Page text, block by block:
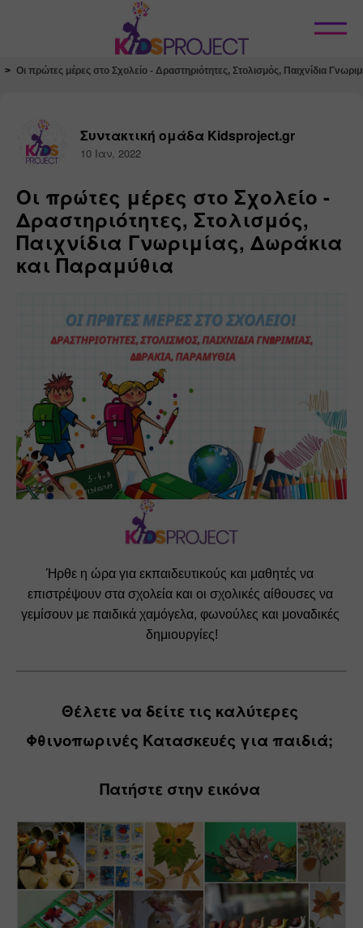
Κλείσιμο
Οι πρώτες μέρες στο Σχολείο - Δραστηριότητες, Στολισμός, Παιχνίδια
Συντακτική ομάδα Kidsproject.gr
10 Ιαν, 2022
Οι πρώτες μέρες στο Σχολείο -
Δραστηριότητες, Στολισμός,
Παιχνίδια Γνωριμίας, Δωράκια
και Παραμύθια
Ήρθε η ώρα για εκπαιδευτικούς και μαθητές να
επιστρέψουν στα σχολεία και οι σχολικές αίθουσες να
γεμίσουν με παιδικά χαμόγελα, φωνούλες και μοναδικές
δημιουργίες!
Θέλετε να δείτε τις καλύτερες
Φθινοπωρινές Κατασκευές για παιδιά;
Πατήστε στην εικόνα